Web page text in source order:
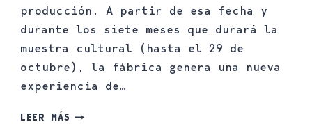
producción. A partir de esa fecha y
durante los siete meses que durará la
muestra cultural (hasta el 29 de
octubre), la fábrica genera una nueva
experiencia de…
LEER MÁS